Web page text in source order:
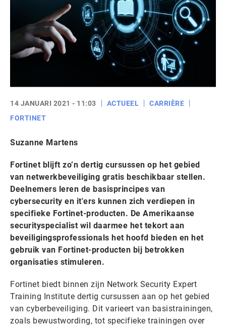
14 JANUARI 2021 - 11:03 ACTUEEL
CARRIÈRE
FORTINET
Suzanne Martens
Fortinet blijft zo’n dertig cursussen op het gebied
van netwerkbeveiliging gratis beschikbaar stellen.
Deelnemers leren de basisprincipes van
cybersecurity en it'ers kunnen zich verdiepen in
specifieke Fortinet-producten. De Amerikaanse
securityspecialist wil daarmee het tekort aan
beveiligingsprofessionals het hoofd bieden en het
gebruik van Fortinet-producten bij betrokken
organisaties stimuleren.
Fortinet biedt binnen zijn Network Security Expert
Training Institute dertig cursussen aan op het gebied
van cyberbeveiliging. Dit varieert van basistrainingen,
zoals bewustwording, tot specifieke trainingen over